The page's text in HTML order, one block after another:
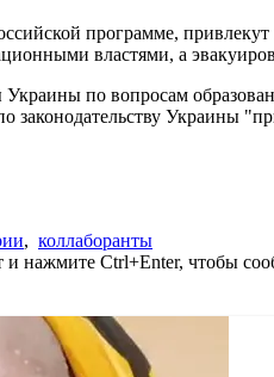
программе,
властями, а
по вопросам
законодательству Украины
, коллаборанты
нажмите Ctrl+Enter, чтобы